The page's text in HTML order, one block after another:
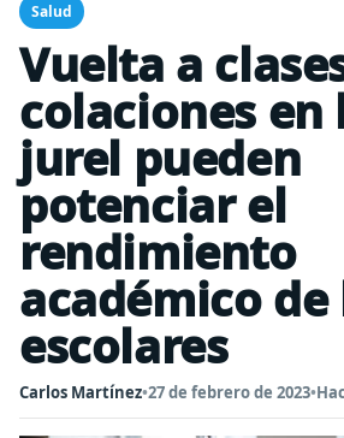
Salud
Vuelta a
colaciones en
jurel pueden
potenciar el
rendimiento
académico de
escolares
Carlos Martínez•27 de febrero de 2023•